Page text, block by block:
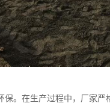
。在生产过程中，厂家